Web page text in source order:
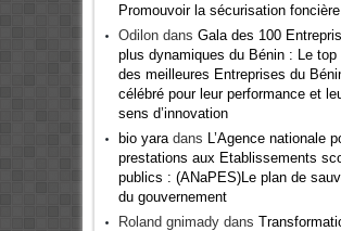
Promouvoir la sécurisation foncière
Odilondans Gala des 100
plus dynamiques du Bénin : Le top
des meilleures Entreprises du
célébré pour leur performance et
sens d’innovation
bio yaradans
L’Agence nationale
prestations aux Etablissements
publics : (ANaPES)Le plan de
du gouvernement
Roland gnimadydans